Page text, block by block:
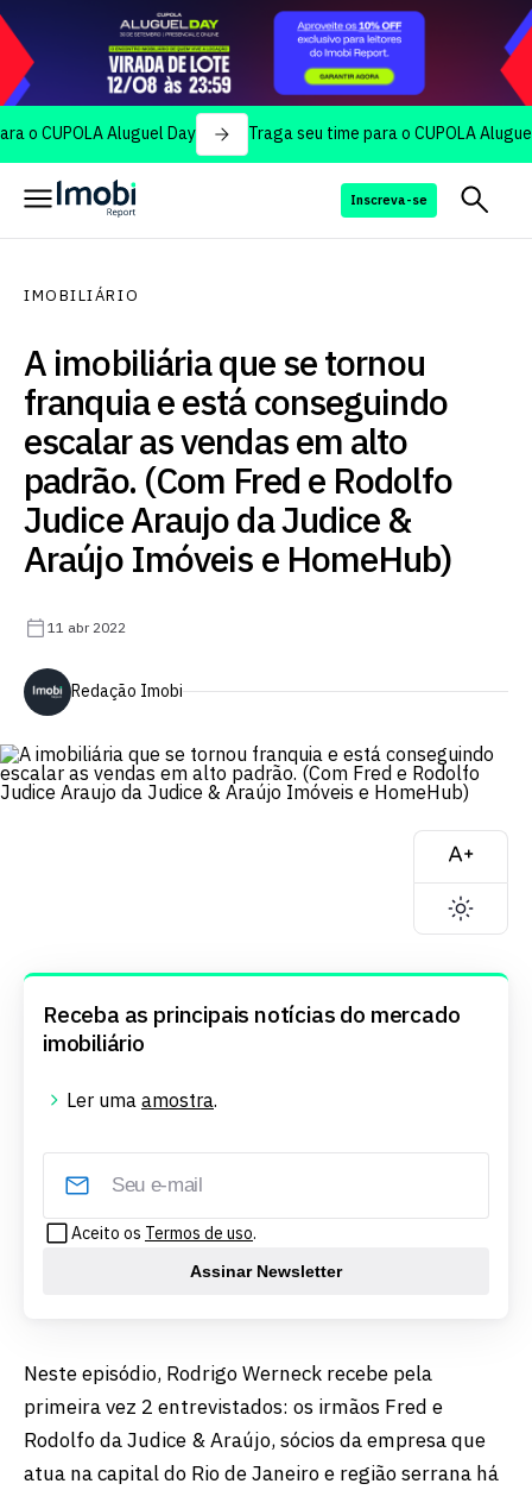
Aluguel Day Traga seu time para o CUPOLA Aluguel Day
Inscreva-se
IMOBILIÁRIO
A imobiliária que se tornou
franquia e está conseguindo
escalar as vendas em alto
padrão. (Com Fred e Rodolfo
Judice Araujo da Judice &
Araújo Imóveis e HomeHub)
11 abr 2022
Redação Imobi
Receba as principais notícias do mercado
imobiliário
Ler uma amostra.
Aceito os Termos de uso.
Assinar Newsletter
Neste episódio, Rodrigo Werneck recebe pela
primeira vez 2 entrevistados: os irmãos Fred e
Rodolfo da Judice & Araújo, sócios da empresa que
atua na capital do Rio de Janeiro e região serrana há